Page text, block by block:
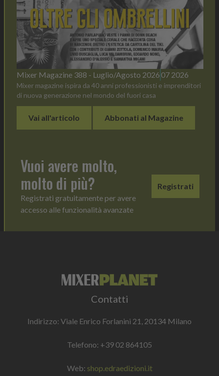
Mixer Magazine 388 - Luglio/Agosto 2026 07 2026
Mixer magazine ispira da 40 anni professionisti e imprenditori
di nuova generazione nel mondo del fuori casa
Vai all'articolo Abbonati al Magazine
Vuoi avere molto,
molto di più?
Registrati gratuitamente per avere
accesso alle funzionalità avanzate
Registrati
Contatti
Indirizzo: Viale Enrico Forlanini 21, 20134 Milano
Telefono: +39 02 864105
Web: shop.edraedizioni.it